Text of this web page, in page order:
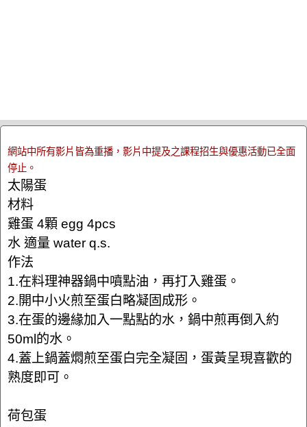
網站中所有影片皆為重播，影片中提及之課程招生與優惠活動已全面
停止。
太陽蛋
材料
雞蛋 4顆 egg 4pcs
水 適量 water q.s.
作法
1.在料理神器鍋中噴點油，再打入雞蛋。
2.開中小火煎至蛋白略凝固成形。
3.在蛋的邊緣加入一點點的水，鍋中煎再倒入約
50ml的水。
4.蓋上鍋蓋燜煎至蛋白完全凝固，蛋黃呈現喜歡的
熟度即可。
荷包蛋